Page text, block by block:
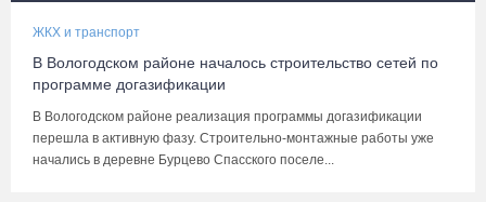
ЖКХ и транспорт
В Вологодском районе началось строительство сетей по
программе догазификации
В Вологодском районе реализация программы догазификации
перешла в активную фазу. Строительно-монтажные работы уже
начались в деревне Бурцево Спасского поселе...